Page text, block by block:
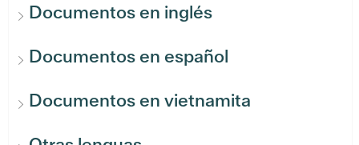
Documentos en inglés
Documentos en español
Documentos en vietnamita